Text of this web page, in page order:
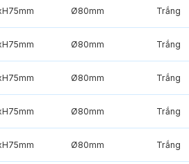
Ø80mm Trắng
Ø80mm Trắng
Ø80mm Trắng
Ø80mm Trắng
Ø80mm Trắng